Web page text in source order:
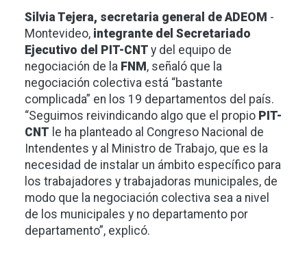
Silvia Tejera, secretaria general de ADEOM -
Montevideo, integrante del Secretariado
Ejecutivo del PIT-CNT y del equipo de
negociación de la FNM , señaló que la
negociación colectiva está “bastante
complicada” en los 19 departamentos del país.
“Seguimos reivindicando algo que el propio PIT-
CNT le ha planteado al Congreso Nacional de
Intendentes y al Ministro de Trabajo, que es la
necesidad de instalar un ámbito específico para
los trabajadores y trabajadoras municipales, de
modo que la negociación colectiva sea a nivel
de los municipales y no departamento por
departamento”, explicó.